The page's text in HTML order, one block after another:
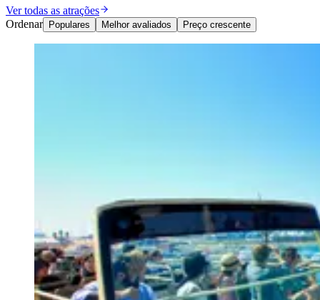
Ver todas as atrações
Ordenar
Populares Melhor avaliados Preço crescente